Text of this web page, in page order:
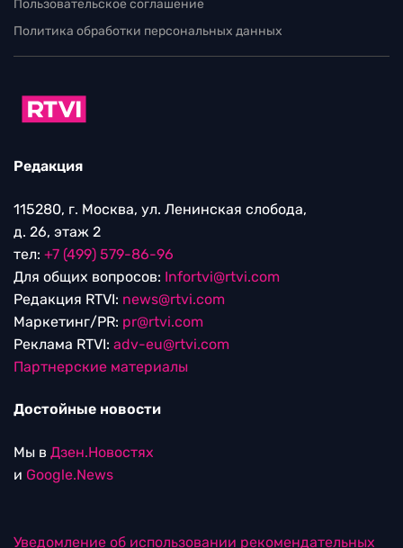
Пользовательское соглашение
Политика обработки персональных данных
Редакция
115280, г. Москва, ул. Ленинская слобода,
д. 26, этаж 2
тел: +7 (499) 579-86-96
Для общих вопросов: Infortvi@rtvi.com
Редакция RTVI: news@rtvi.com
Маркетинг/PR: pr@rtvi.com
Реклама RTVI: adv-eu@rtvi.com
Партнерские материалы
Достойные новости
Мы в Дзен.Новостях
и Google.News
Уведомление об использовании рекомендательных